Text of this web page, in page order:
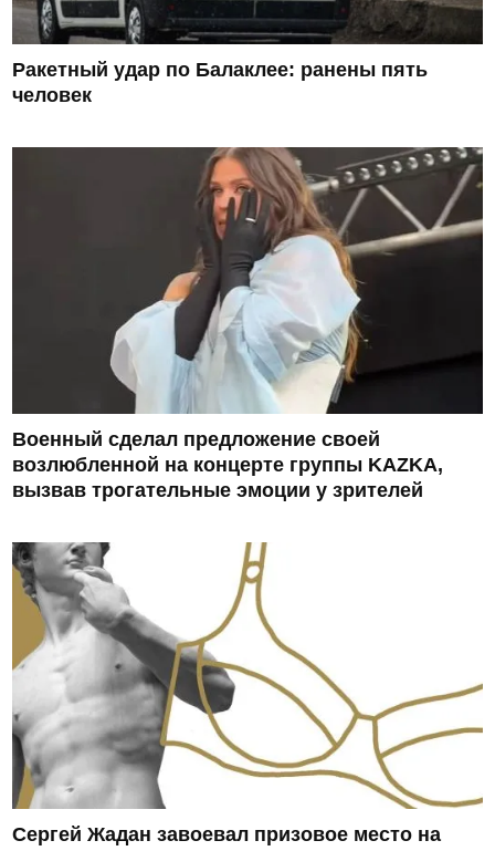
Ракетный удар по Балаклее: ранены пять
человек
Военный сделал предложение своей
возлюбленной на концерте группы KAZKA,
вызвав трогательные эмоции у зрителей
Сергей Жадан завоевал призовое место на